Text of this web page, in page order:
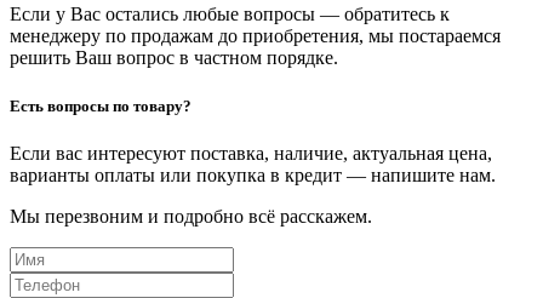
Если у Вас остались любые вопросы — обратитесь к
менеджеру по продажам до приобретения, мы постараемся
решить Ваш вопрос в частном порядке.
Есть вопросы по товару?
Если вас интересуют поставка, наличие, актуальная цена,
варианты оплаты или покупка в кредит — напишите нам.
Мы перезвоним и подробно всё расскажем.